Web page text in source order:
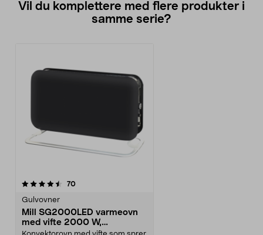
Vil du komplettere med flere produkter i
samme serie?
70anmeldelser
Gulvovner
Mill SG2000LED varmeovn
med vifte 2000 W,
konvektorovn